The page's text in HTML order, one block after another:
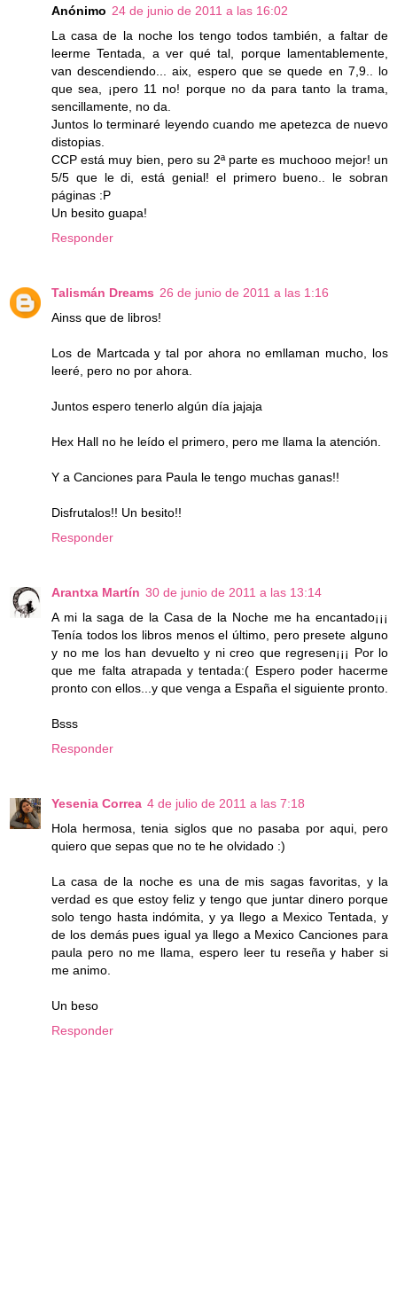
Anónimo 24 de junio de 2011 a las 16:02
La casa de la noche los tengo todos también, a faltar de
leerme Tentada, a ver qué tal, porque lamentablemente,
van descendiendo... aix, espero que se quede en 7,9.. lo
que sea, ¡pero 11 no! porque no da para tanto la trama,
sencillamente, no da.
Juntos lo terminaré leyendo cuando me apetezca de nuevo
distopias.
CCP está muy bien, pero su 2ª parte es muchooo mejor! un
5/5 que le di, está genial! el primero bueno.. le sobran
páginas :P
Un besito guapa!
Responder
Talismán Dreams 26 de junio de 2011 a las 1:16
Ainss que de libros!
Los de Martcada y tal por ahora no emllaman mucho, los
leeré, pero no por ahora.
Juntos espero tenerlo algún día jajaja
Hex Hall no he leído el primero, pero me llama la atención.
Y a Canciones para Paula le tengo muchas ganas!!
Disfrutalos!! Un besito!!
Responder
Arantxa Martín 30 de junio de 2011 a las 13:14
A mi la saga de la Casa de la Noche me ha encantado¡¡¡
Tenía todos los libros menos el último, pero presete alguno
y no me los han devuelto y ni creo que regresen¡¡¡ Por lo
que me falta atrapada y tentada:( Espero poder hacerme
pronto con ellos...y que venga a España el siguiente pronto.
Bsss
Responder
Yesenia Correa 4 de julio de 2011 a las 7:18
Hola hermosa, tenia siglos que no pasaba por aqui, pero
quiero que sepas que no te he olvidado :)
La casa de la noche es una de mis sagas favoritas, y la
verdad es que estoy feliz y tengo que juntar dinero porque
solo tengo hasta indómita, y ya llego a Mexico Tentada, y
de los demás pues igual ya llego a Mexico Canciones para
paula pero no me llama, espero leer tu reseña y haber si
me animo.
Un beso
Responder